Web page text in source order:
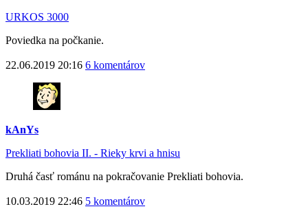
URKOS 3000
Poviedka na počkanie.
22.06.2019 20:16 6 komentárov
kAnYs
Prekliati bohovia II. - Rieky krvi a hnisu
Druhá časť románu na pokračovanie Prekliati bohovia.
10.03.2019 22:46 5 komentárov